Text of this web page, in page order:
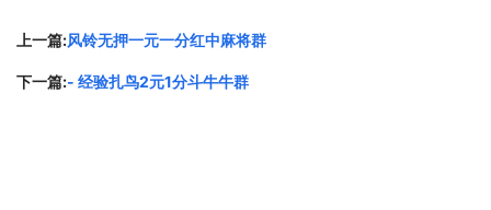
上一篇:风铃无押一元一分红中麻将群
下一篇:- 经验扎鸟2元1分斗牛牛群